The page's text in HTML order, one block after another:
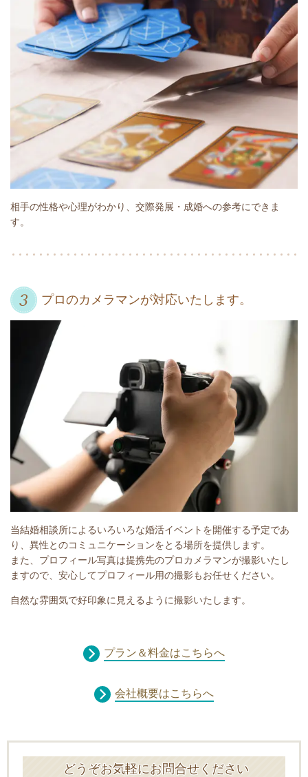
相手の性格や心理がわかり、交際発展・成婚への参考にできま
す。
プロのカメラマンが対応いたします。
当結婚相談所によるいろいろな婚活イベントを開催する予定であ
り、異性とのコミュニケーションをとる場所を提供します。
また、プロフィール写真は提携先のプロカメラマンが撮影いたし
ますので、安心してプロフィール用の撮影もお任せください。
自然な雰囲気で好印象に見えるように撮影いたします。
プラン＆料金はこちらへ
会社概要はこちらへ
どうぞお気軽にお問合せください